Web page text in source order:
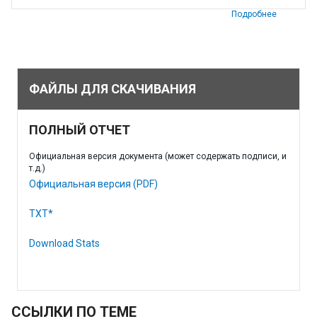
Подробнее
ФАЙЛЫ ДЛЯ СКАЧИВАНИЯ
ПОЛНЫЙ ОТЧЕТ
Официальная версия документа (может содержать подписи, и
т.д.)
Официальная версия (PDF)
TXT*
Download Stats
ССЫЛКИ ПО ТЕМЕ